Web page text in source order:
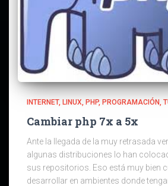
INTERNET LINUX PHP PROGRAMACIÓN
Cambiar php 7x a 5x
Ante la llegada de la muy retrasada
algunas distribuciones lo han
sus repositorios. Eso está muy bien
desarrollar en ambientes donde